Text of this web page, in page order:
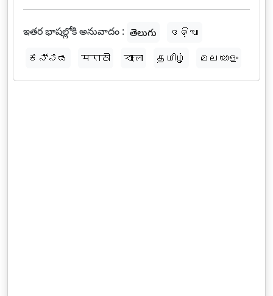
ఇతర భాషల్లోకి అనువాదం : తెలుగు
ଓଡ଼ିଆ
ಕನ್ನಡ
मराठी বাংলা தமிழ் മലയാളം